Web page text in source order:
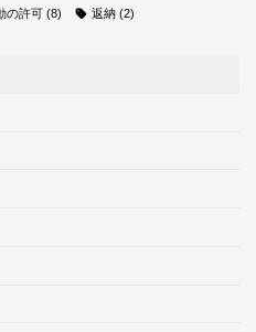
の許可 (8) 返納(2)